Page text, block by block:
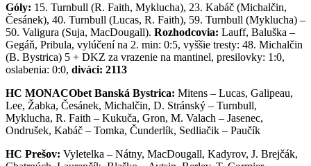
Góly: 15. Turnbull (R. Faith, Myklucha), 23. Kabáč (Michalčin,
Česánek), 40. Turnbull (Lucas, R. Faith), 59. Turnbull (Myklucha) –
50. Valigura (Suja, MacDougall). Rozhodcovia: Lauff, Baluška –
Gegáň, Pribula, vylúčení na 2. min: 0:5, vyššie tresty: 48. Michalčin
(B. Bystrica) 5 + DKZ za vrazenie na mantinel, presilovky: 1:0,
oslabenia: 0:0, diváci: 2113
HC MONACObet Banská Bystrica: Mitens – Lucas, Galipeau,
Lee, Žabka, Česánek, Michalčin, D. Stránský – Turnbull,
Myklucha, R. Faith – Kukuča, Gron, M. Valach – Jasenec,
Ondrušek, Kabáč – Tomka, Čunderlík, Sedliačik – Paučík
HC Prešov: Vyletelka – Nátny, MacDougall, Kadyrov, J. Brejčák,